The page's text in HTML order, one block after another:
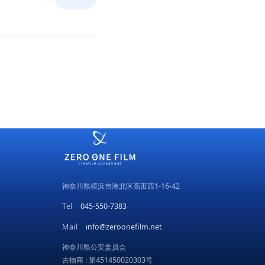
神奈川県横浜市港北区高田西1-16-42
Tel 045-550-7383
Mail info@zeroonefilm.net
神奈川県公安委員会
古物商 : 第451450020303号